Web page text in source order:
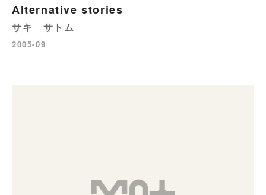
Alternative stories
サキ サトム
2005-09